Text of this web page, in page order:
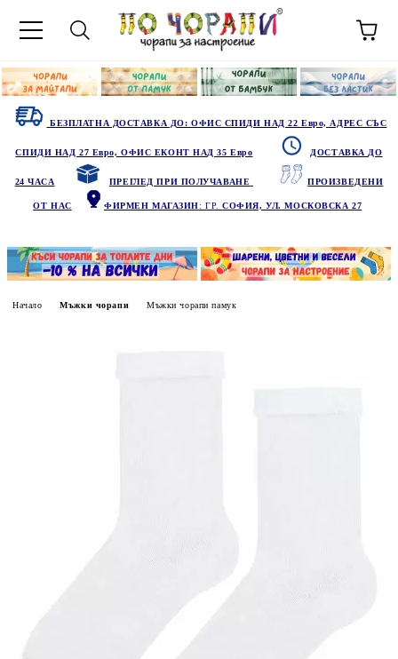
БЕЗПЛАТНА ДОСТАВКА ДО: ОФИС СПИДИ НАД 22 Евро, АДРЕС СЪС
СПИДИ НАД 27 Евро, ОФИС ЕКОНТ НАД 35 Евро ДОСТАВКА ДО
24 ЧАСА ПРЕГЛЕД ПРИ ПОЛУЧАВАНЕ ПРОИЗВЕДЕНИ
ОТ НАС ФИРМЕН МАГАЗИН: ГР.СОФИЯ, УЛ. МОСКОВСКА 27
Начало Мъжки чорапи Мъжки чорапи памук